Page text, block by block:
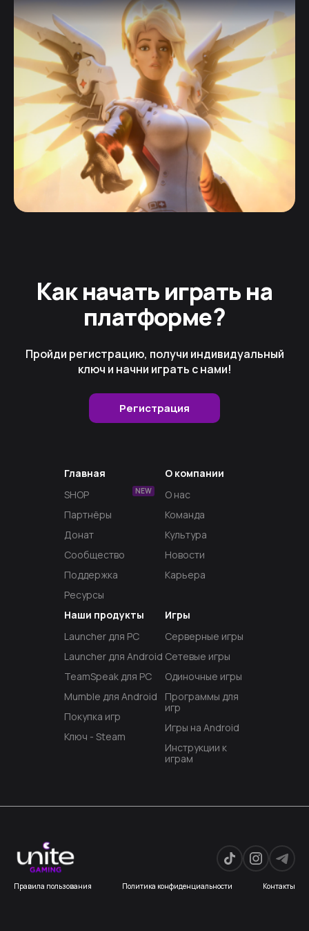
Как начать играть на
платформе?
Пройди регистрацию, получи индивидуальный
ключ и начни играть с нами!
Регистрация
Главная
SHOP
NEW
Партнёры
Донат
Сообщество
Поддержка
Ресурсы
Наши продукты
Launcher для PC
Launcher для Android
TeamSpeak для PC
Mumble для Android
Покупка игр
Ключ - Steam
Игры
Серверные игры
Сетевые игры
Одиночные игры
Программы для
игр
Игры на Android
Инструкции к
играм
О компании
О нас
Команда
Культура
Новости
Карьера
Правила пользования Политика конфиденциальности Контакты